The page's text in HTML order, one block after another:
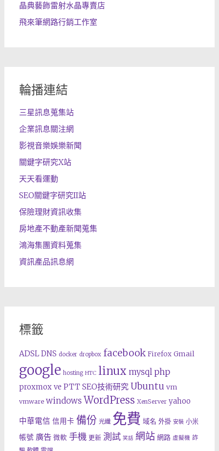
晶典藝飾雷射水晶專賣店
飛來筆網路行銷工作室
輪播連結
三星訊息蒐集站
企業訊息關注網
影視音樂娛樂新聞
關鍵字研究X站
天天看運動
SEO關鍵字研究II站
保險理財資訊收集
房地產不動產新聞蒐集
鴻海集團資料蒐集
資訊產品訊息網
標籤
ADSL DNS docker dropbox facebook Firefox Gmail
google hosting HTC linux mysql php
proxmox ve PTT SEO技術研究 Ubuntu vm
vmware windows WordPress XenServer yahoo
中華電信 信用卡 備份 光纖 免費 域名 外掛 安裝 小米
帳號 廣告 微軟 手機 更新 測試 笑話 網站 網路 虛擬機 詐